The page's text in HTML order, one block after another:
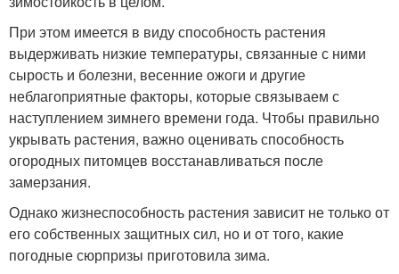
При этом имеется в виду способность растения
выдерживать низкие температуры, связанные с ними
сырость и болезни, весенние ожоги и другие
неблагоприятные факторы, которые связываем с
наступлением зимнего времени года. Чтобы правильно
укрывать растения, важно оценивать способность
огородных питомцев восстанавливаться после
замерзания.
Однако жизнеспособность растения зависит не только от
его собственных защитных сил, но и от того, какие
погодные сюрпризы приготовила зима.